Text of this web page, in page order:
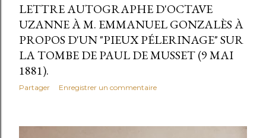
LETTRE AUTOGRAPHE D'OCTAVE
UZANNE À M. EMMANUEL GONZALÈS À
PROPOS D'UN "PIEUX PÉLERINAGE" SUR
LA TOMBE DE PAUL DE MUSSET (9 MAI
1881).
Partager Enregistrer un commentaire